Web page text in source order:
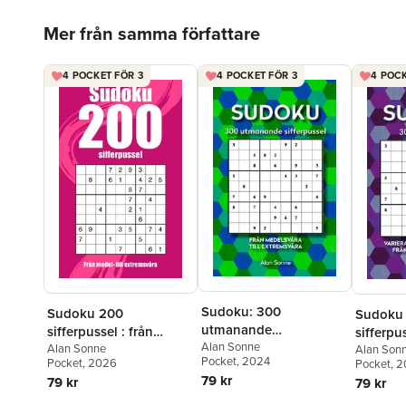
Mer från samma författare
4 POCKET FÖR 3
Sudoku 200
sifferpussel : från
medel- till extremsvåra
Alan Sonne
Pocket, 2026
79 kr
4 POCKET FÖR 3
Sudoku: 300
utmanande
sifferpussel. Från
medelsvåra till
extremsvåra
Alan Sonne
Pocket, 2024
79 kr
4
medel
Alan
Pocket,
79 kr